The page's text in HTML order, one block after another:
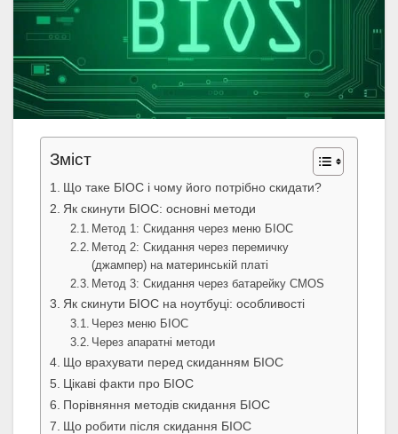
Зміст
Що таке БІОС і чому його потрібно скидати?
Як скинути БІОС: основні методи
Метод 1: Скидання через меню БІОС
Метод 2: Скидання через перемичку
(джампер) на материнській платі
Метод 3: Скидання через батарейку CMOS
Як скинути БІОС на ноутбуці: особливості
Через меню БІОС
Через апаратні методи
Що врахувати перед скиданням БІОС
Цікаві факти про БІОС
Порівняння методів скидання БІОС
Що робити після скидання БІОС